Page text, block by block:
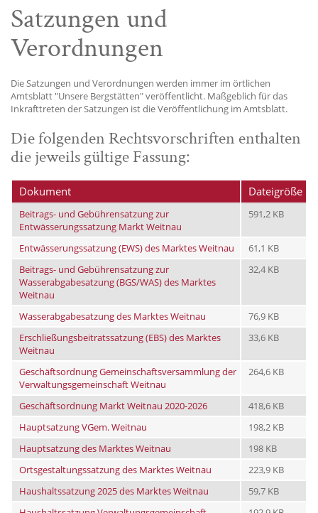
Satzungen und
Verordnungen
Die Satzungen und Verordnungen werden immer im örtlichen
Amtsblatt "Unsere Bergstätten" veröffentlicht. Maßgeblich für das
Inkrafttreten der Satzungen ist die Veröffentlichung im Amtsblatt.
Die folgenden Rechtsvorschriften enthalten
die jeweils gültige Fassung:
Dokument Dateigröße
Beitrags- und Gebührensatzung zur
Entwässerungssatzung Markt Weitnau
591,2 KB
Entwässerungssatzung (EWS) des Marktes Weitnau
61,1 KB
Beitrags- und Gebührensatzung zur
Wasserabgabesatzung (BGS/WAS) des Marktes
Weitnau
32,4 KB
Wasserabgabesatzung des Marktes Weitnau
76,9 KB
Erschließungsbeitratssatzung (EBS) des Marktes
Weitnau
33,6 KB
Geschäftsordnung Gemeinschaftsversammlung der
Verwaltungsgemeinschaft Weitnau
264,6 KB
Geschäftsordnung Markt Weitnau 2020-2026
418,6 KB
Hauptsatzung VGem. Weitnau
198,2 KB
Hauptsatzung des Marktes Weitnau
198 KB
Ortsgestaltungssatzung des Marktes Weitnau
223,9 KB
Haushaltssatzung 2025 des Marktes Weitnau
59,7 KB